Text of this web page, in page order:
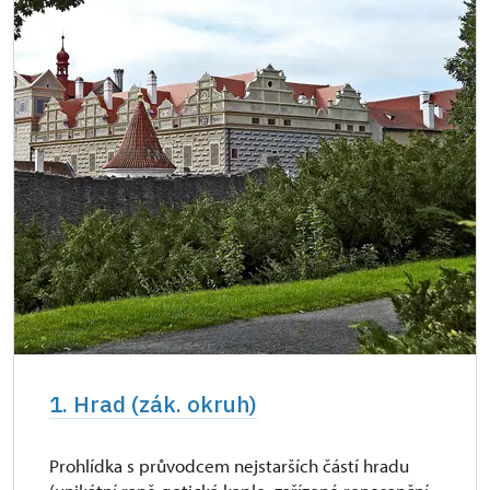
Průkaz Náš člověk *
Kastelánský vstup
zdarma
Roční pernamentka NPU
zdarma
1. Hrad (zák. okruh)
Prohlídka s průvodcem nejstarších částí hradu